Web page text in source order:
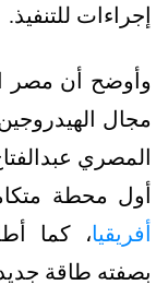
إجراءات للتنفيذ.
وأوضح أن مصر
مجال
المصري
أول محطة
أفريقيا، كما
بصفته طاقة